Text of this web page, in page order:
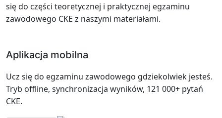
się do części teoretycznej i praktycznej egzaminu
zawodowego CKE z naszymi materiałami.
Aplikacja mobilna
Ucz się do egzaminu zawodowego gdziekolwiek jesteś.
Tryb offline, synchronizacja wyników, 121 000+ pytań
CKE.